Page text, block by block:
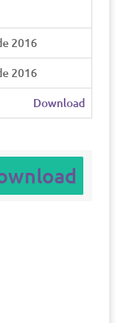
2016
2016
Download